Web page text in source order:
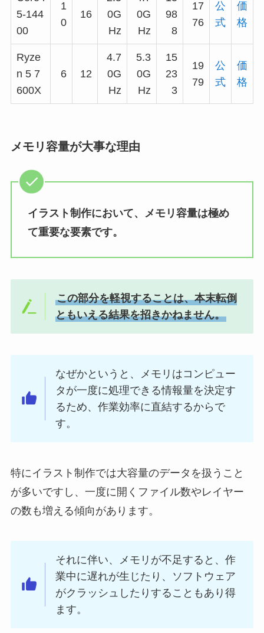
5-144
00
1
0
16
0G
Hz
0G
Hz
98
8
17
76
公
式
価
格
Ryze
n 5 7
600X
6 12
4.7
0G
Hz
5.3
0G
Hz
15
23
3
19
79
公
式
価
格
メモリ容量が大事な理由
イラスト制作において、メモリ容量は極め
て重要な要素です。
この部分を軽視することは、本末転倒
ともいえる結果を招きかねません。
なぜかというと、メモリはコンピュー
タが一度に処理できる情報量を決定す
るため、作業効率に直結するからで
す。
特にイラスト制作では大容量のデータを扱うこと
が多いですし、一度に開くファイル数やレイヤー
の数も増える傾向があります。
それに伴い、メモリが不足すると、作
業中に遅れが生じたり、ソフトウェア
がクラッシュしたりすることもあり得
ます。